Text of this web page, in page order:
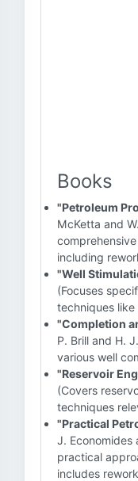
Books
"Petroleum
McKetta and
including
"Well
(Focuses
techniques
"Completion
P. Brill and H.
various well
"Reservoir
(Covers
techniques
"Practical
J. Economides
practical
includes